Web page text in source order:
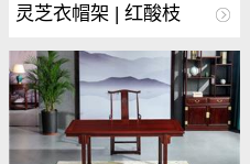
灵芝衣帽架 | 红酸枝